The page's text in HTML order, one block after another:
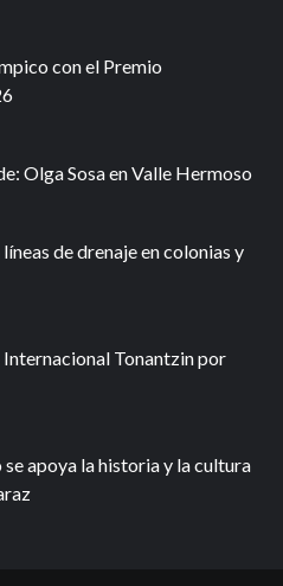
con el Premio
Olga Sosa en Valle Hermoso
de drenaje en colonias y
Internacional Tonantzin por
apoya la historia y la cultura